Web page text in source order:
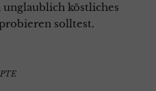
unglaublich köstliches
solltest.